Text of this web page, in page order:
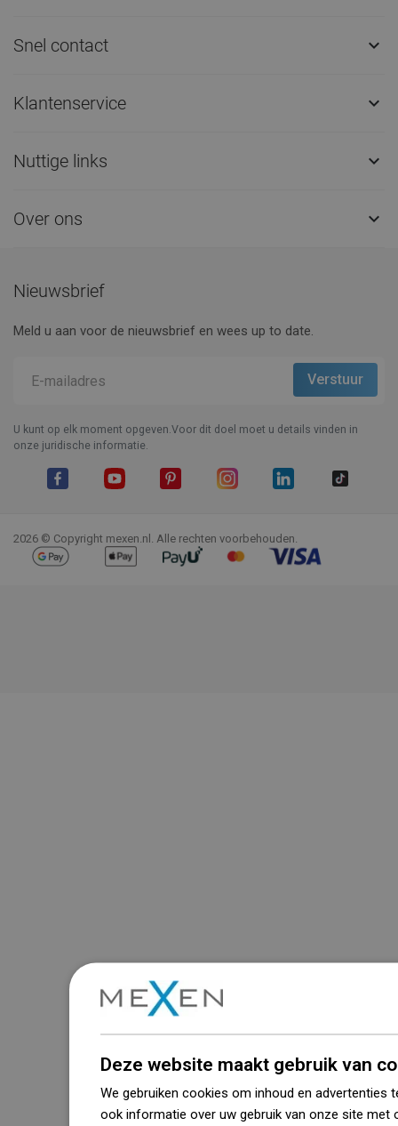
Snel contact 
Klantenservice 
Nuttige links 
Over ons 
Nieuwsbrief
Meld u aan voor de nieuwsbrief en wees up to date.
U kunt op elk moment opgeven.Voor dit doel moet u details vinden in
onze juridische informatie.
2026 © Copyright mexen.nl. Alle rechten voorbehouden.
Deze website maakt gebruik van
We gebruiken cookies om inhoud en advertenties
ook informatie over uw gebruik van onze site met